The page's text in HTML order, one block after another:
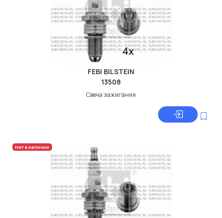
FEBI BILSTEIN
13508
Свеча зажигания
Нет в наличии